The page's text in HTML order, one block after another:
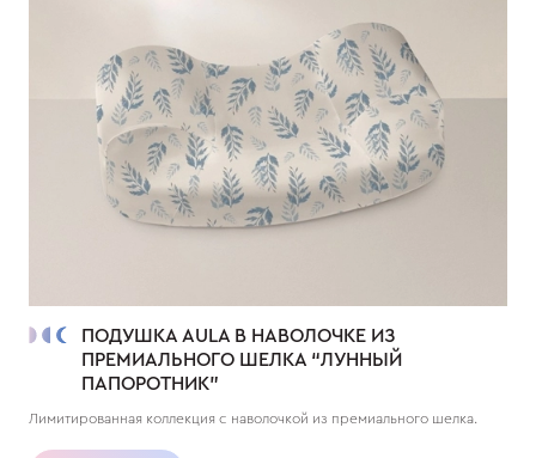
ПОДУШКА AULA В НАВОЛОЧКЕ ИЗ
ПРЕМИАЛЬНОГО ШЕЛКА “ЛУННЫЙ
ПАПОРОТНИК”
Лимитированная коллекция с наволочкой из премиального шелка.